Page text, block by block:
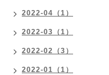
2022-04（1）
2022-03（1）
2022-02（3）
2022-01（1）